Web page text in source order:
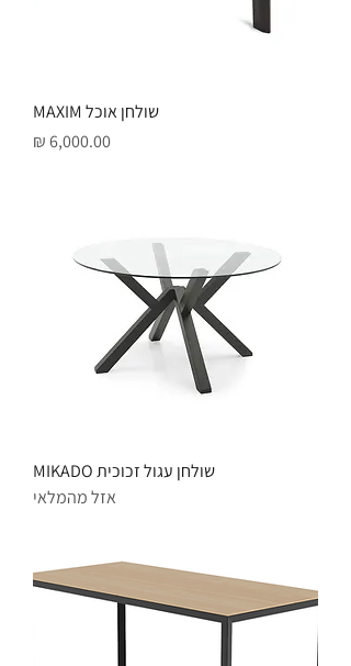
שולחן אוכל MAXIM
מחיר
שולחן עגול זכוכית MIKADO
אזל מהמלאי